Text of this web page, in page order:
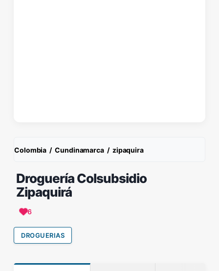
Colombia / Cundinamarca / zipaquira
Droguería Colsubsidio
Zipaquirá
6
DROGUERIAS